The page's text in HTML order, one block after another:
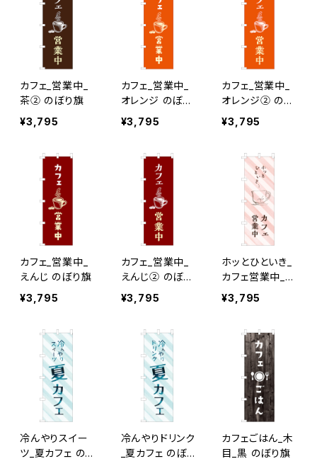
カフェ_営業中_
茶② のぼり旗
¥3,795
カフェ_営業中_
オレンジ のぼり
旗
¥3,795
カフェ_営業中_
オレンジ② のぼ
り旗
¥3,795
カフェ_営業中_
えんじ のぼり旗
¥3,795
カフェ_営業中_
えんじ② のぼり
旗
¥3,795
ホッとひといき_
カフェ営業中_ピ
ンクストライプ
のぼり旗
¥3,795
冷んやりスイー
ツ_夏カフェ の
冷んやりドリンク
_夏カフェ のぼり
カフェごはん_木
目_黒 のぼり旗